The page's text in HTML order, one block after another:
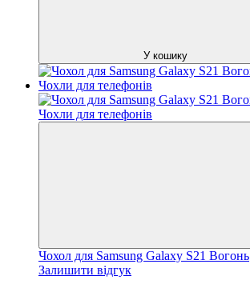
У кошику
Чохол для Samsung Galaxy S21 Вогонь
Залишити відгук